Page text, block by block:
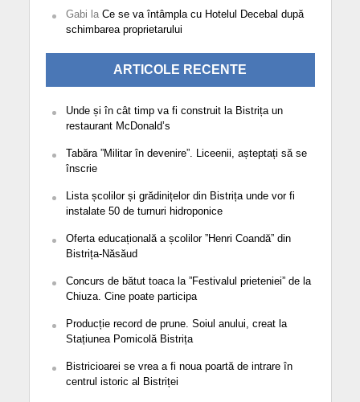
Gabi la Ce se va întâmpla cu Hotelul Decebal după
schimbarea proprietarului
ARTICOLE RECENTE
Unde și în cât timp va fi construit la Bistrița un
restaurant McDonald’s
Tabăra ”Militar în devenire”. Liceenii, așteptați să se
înscrie
Lista școlilor și grădinițelor din Bistrița unde vor fi
instalate 50 de turnuri hidroponice
Oferta educațională a școlilor ”Henri Coandă” din
Bistrița-Năsăud
Concurs de bătut toaca la ”Festivalul prieteniei” de la
Chiuza. Cine poate participa
Producție record de prune. Soiul anului, creat la
Stațiunea Pomicolă Bistrița
Bistricioarei se vrea a fi noua poartă de intrare în
centrul istoric al Bistriței